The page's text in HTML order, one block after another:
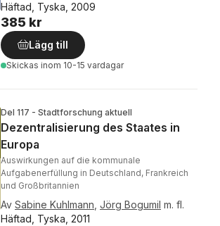
Häftad, Tyska, 2009
385 kr
Lägg till
Skickas inom 10-15 vardagar
Del 117 - Stadtforschung aktuell
Dezentralisierung des Staates in
Europa
Auswirkungen auf die kommunale
Aufgabenerfüllung in Deutschland, Frankreich
und Großbritannien
Av Sabine Kuhlmann Jörg Bogumil m. fl.
Häftad, Tyska, 2011